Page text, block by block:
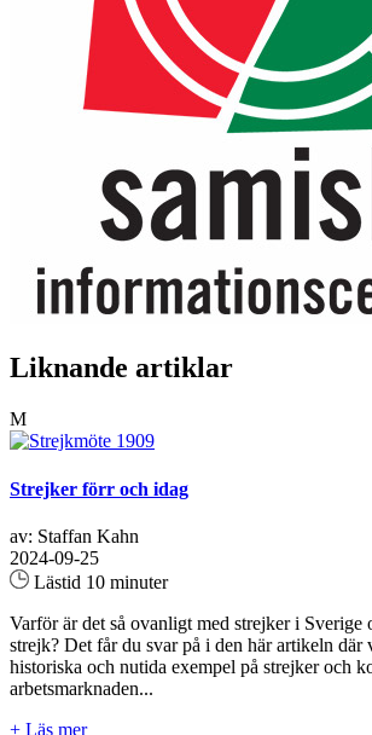
Liknande artiklar
M
Strejker förr och idag
av: Staffan Kahn
2024-09-25
Lästid 10 minuter
Varför är det så ovanligt med strejker i Sverige
strejk? Det får du svar på i den här artikeln där
historiska och nutida exempel på strejker och
arbetsmarknaden...
+ Läs mer